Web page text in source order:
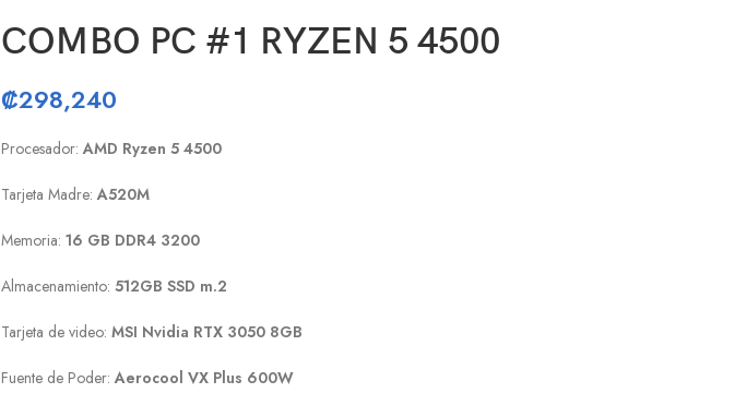
COMBO PC #1 RYZEN 5 4500
₡298,240
Procesador: AMD Ryzen 5 4500
Tarjeta Madre: A520M
Memoria: 16 GB DDR4 3200
Almacenamiento: 512GB SSD m.2
Tarjeta de video: MSI Nvidia RTX 3050 8GB
Fuente de Poder: Aerocool VX Plus 600W